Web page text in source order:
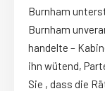
Burnham
Burnham
handelte –
ihn wütend,
Sie , dass die